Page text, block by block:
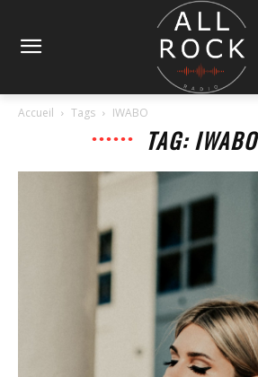
Accueil Tags IWABO
TAG: IWABO